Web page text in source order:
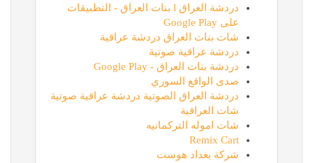
دردشة العراق l بنات العراق - التطبيقات
على Google Play
شات بنات العراق دردشة عراقية
دردشة عراقية صوتية
دردشة بنات العراق - Google Play
صدى الواقع السوري
دردشة العراق الصوتية دردشة عراقية صوتية
شات العراقية
شات اموله التركمانيه
Remix Cart
شركة بغداد هوست